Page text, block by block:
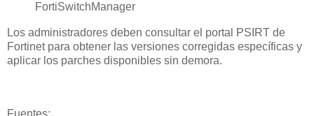
FortiSwitchManager
Los administradores deben consultar el portal PSIRT de
Fortinet para obtener las versiones corregidas específicas y
aplicar los parches disponibles sin demora.